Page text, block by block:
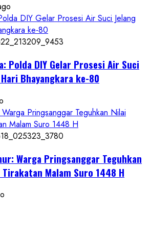
DIY Gelar Prosesi Air Suci Jelang
ke-80
Polda DIY Gelar Prosesi Air Suci
Bhayangkara ke-80
Pringsanggar Teguhkan Nilai
Malam Suro 1448 H
Warga Pringsanggar Teguhkan
Tirakatan Malam Suro 1448 H